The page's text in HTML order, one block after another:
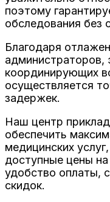
поэтому
обследования без
Благодаря
администраторов,
координирующих
осуществляется
задержек.
Наш центр
обеспечить
медицинских
доступные цены
удобство оплаты,
скидок.